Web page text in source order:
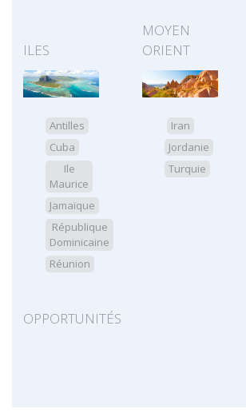
ILES
Antilles
Cuba
Ile
Maurice
Jamaïque
République
Dominicaine
Réunion
MOYEN
ORIENT
Iran
Jordanie
Turquie
OPPORTUNITÉS